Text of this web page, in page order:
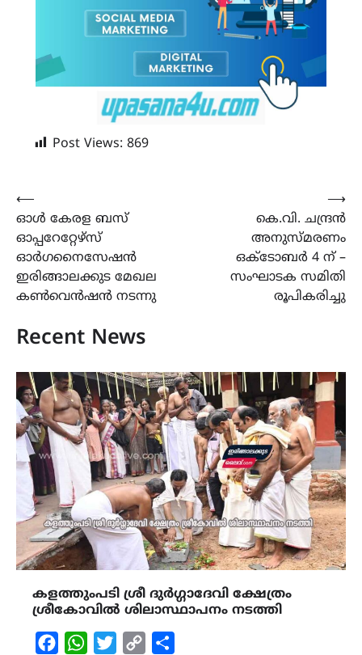
Post Views: 869
Post
navigation
⟵
ഓൾ കേരള ബസ്
ഓപ്പറേറ്റേഴ്സ്
ഓർഗനൈസേഷൻ
ഇരിങ്ങാലക്കുട മേഖല
കൺവെൻഷൻ നടന്നു
കെ.വി. ചന്ദ്രൻ
അനുസ്മരണം
ഒക്ടോബർ 4 ന് –
സംഘാടക സമിതി
രൂപികരിച്ചു
⟶
Recent News
കളത്തുംപടി ശ്രീ ദുർഗ്ഗാദേവി ക്ഷേത്രം
ശ്രീകോവിൽ ശിലാസ്ഥാപനം നടത്തി
FacebookWhatsAppTwitterCopy